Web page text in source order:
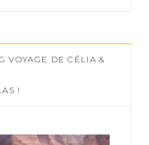
VOYAGE DE CÉLIA &
!